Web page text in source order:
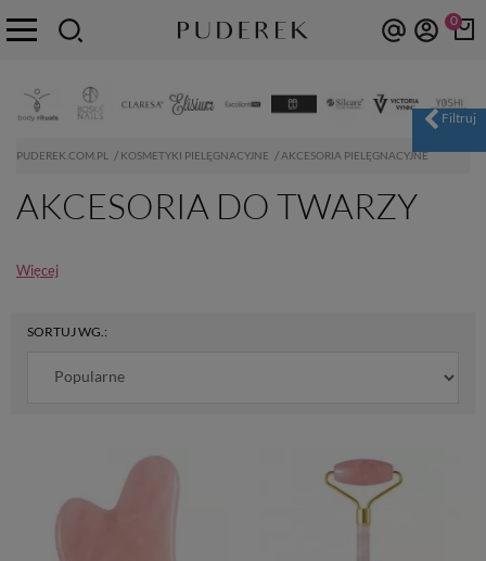
0
PUDEREK.COM.PL KOSMETYKI PIELĘGNACYJNE AKCESORIA PIELĘGNACYJNE
AKCESORIA DO TWARZY
Więcej
SORTUJ WG.: